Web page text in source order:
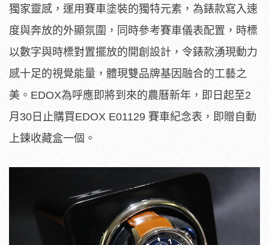
獨家靈感，運用賽車塗裝的獨特元素，為錶款寫入速
度與奔放的外顯氛圍，同時參考賽車儀表配置，時標
以數字與時標對置擺放的開創設計，令錶款湧現動力
感十足的視覺能量，體現雙品牌基因融合的工藝之
美。EDOX為呼應即將到來的農曆新年，即日起至2
月30日止購買EDOX E01129 賽車紀念表，即贈自動
上鍊收藏盒一個。